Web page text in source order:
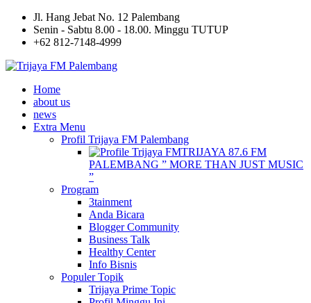
Jl. Hang Jebat No. 12 Palembang
Senin - Sabtu 8.00 - 18.00. Minggu TUTUP
+62 812-7148-4999
Home
about us
news
Extra Menu
Profil Trijaya FM Palembang
TRIJAYA 87.6 FM
PALEMBANG ” MORE THAN JUST MUSIC
”
Program
3tainment
Anda Bicara
Blogger Community
Business Talk
Healthy Center
Info Bisnis
Populer Topik
Trijaya Prime Topic